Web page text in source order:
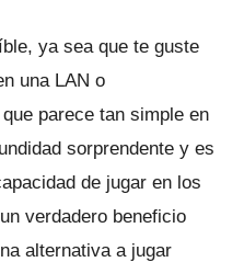
ya sea que te guste
una LAN o
parece tan simple en
sorprendente y es
de jugar en los
verdadero beneficio
alternativa a jugar